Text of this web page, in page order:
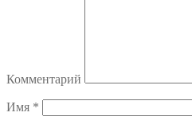
Комментарий
Имя *